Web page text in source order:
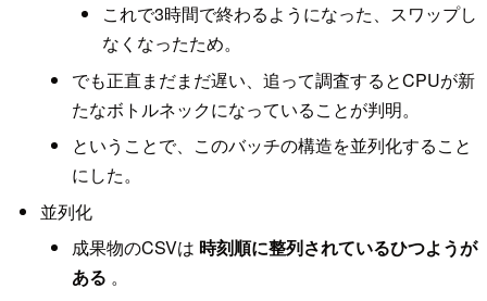
これで3時間で終わるようになった、スワップし
なくなったため。
でも正直まだまだ遅い、追って調査するとCPUが新
たなボトルネックになっていることが判明。
ということで、このバッチの構造を並列化すること
にした。
並列化
成果物のCSVは 時刻順に整列されているひつようが
ある 。